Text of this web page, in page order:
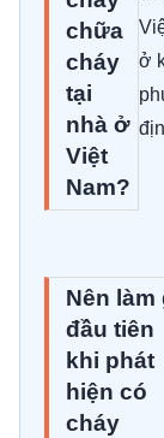
chữa
cháy
tại
nhà ở
Việt
Nam?
ở
Nên làm
đầu tiên
khi phát
hiện có
cháy